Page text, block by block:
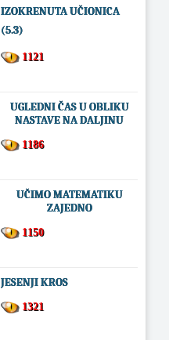
IZOKRENUTA UČIONICA
(5.3)
1121
UGLEDNI ČAS U OBLIKU
NASTAVE NA DALJINU
1186
UČIMO MATEMATIKU
ZAJEDNO
1150
JESENJI KROS
1321